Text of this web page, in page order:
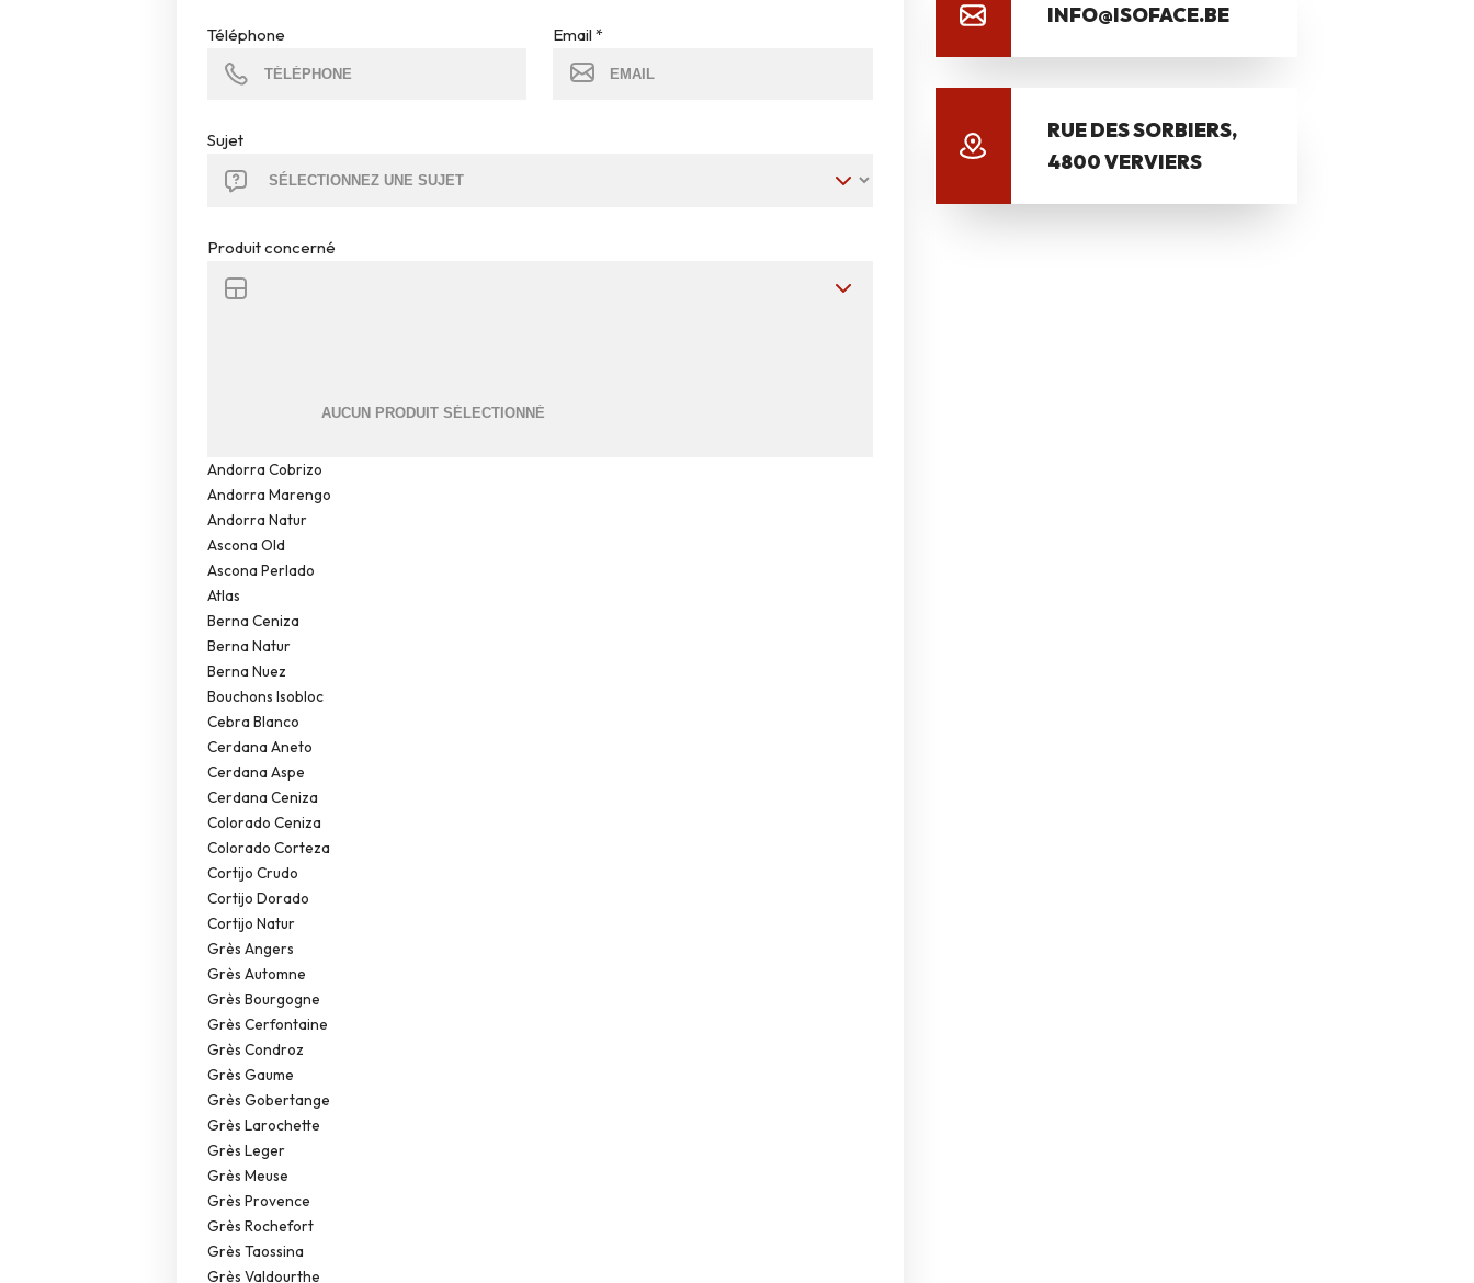
Téléphone Email*
Sujet
Produit concerné
Andorra Cobrizo
Andorra Marengo
Andorra Natur
Ascona Old
Ascona Perlado
Atlas
Berna Ceniza
Berna Natur
Berna Nuez
Bouchons Isobloc
Cebra Blanco
Cerdana Aneto
Cerdana Aspe
Cerdana Ceniza
Colorado Ceniza
Colorado Corteza
Cortijo Crudo
Cortijo Dorado
Cortijo Natur
Grès Angers
Grès Automne
Grès Bourgogne
Grès Cerfontaine
Grès Condroz
Grès Gaume
Grès Gobertange
Grès Larochette
Grès Leger
Grès Meuse
Grès Provence
Grès Rochefort
Grès Taossina
Grès Valdourthe
INFO@ISOFACE.BE
RUE DES SORBIERS,
4800 VERVIERS